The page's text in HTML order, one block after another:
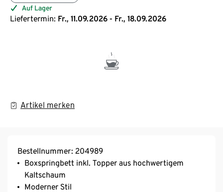
Auf Lager
Liefertermin: Fr., 11.09.2026 - Fr., 18.09.2026
Artikel merken
Bestellnummer: 204989
Boxspringbett inkl. Topper aus hochwertigem
Kaltschaum
Moderner Stil